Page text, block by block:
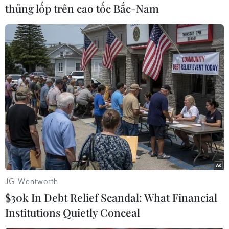
#Đại học Cambridge #Người Nealderthal
#Châu Âu
#ADN
#Khí hậu #Thời kỳ Đồ đá
#Kỷ băng hà
#Khảo cổ
thủng lốp trên cao tốc Bắc-Nam
JG Wentworth
$30k In Debt Relief Scandal: What Financial
Institutions Quietly Conceal